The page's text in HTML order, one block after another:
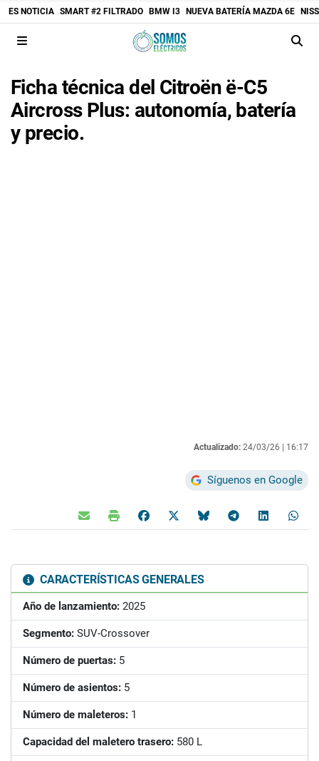
ES NOTICIA SMART #2 FILTRADO BMW I3 NUEVA BATERÍA MAZDA 6E
Ficha técnica del Citroën ë-C5
Aircross Plus: autonomía, batería
y precio.
Actualizado: 24/03/26 | 16:17
Síguenos en Google
CARACTERÍSTICAS GENERALES
Año de lanzamiento: 2025
Segmento: SUV-Crossover
Número de puertas: 5
Número de asientos: 5
Número de maleteros: 1
Capacidad del maletero trasero: 580 L